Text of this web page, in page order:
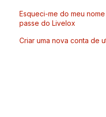
Esqueci-me do meu
passe do Livelox
Criar uma nova conta de